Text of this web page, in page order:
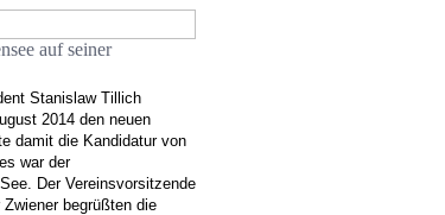
auf seiner
Stanislaw Tillich
2014 den neuen
damit die Kandidatur von
war der
Der Vereinsvorsitzende
begrüßten die